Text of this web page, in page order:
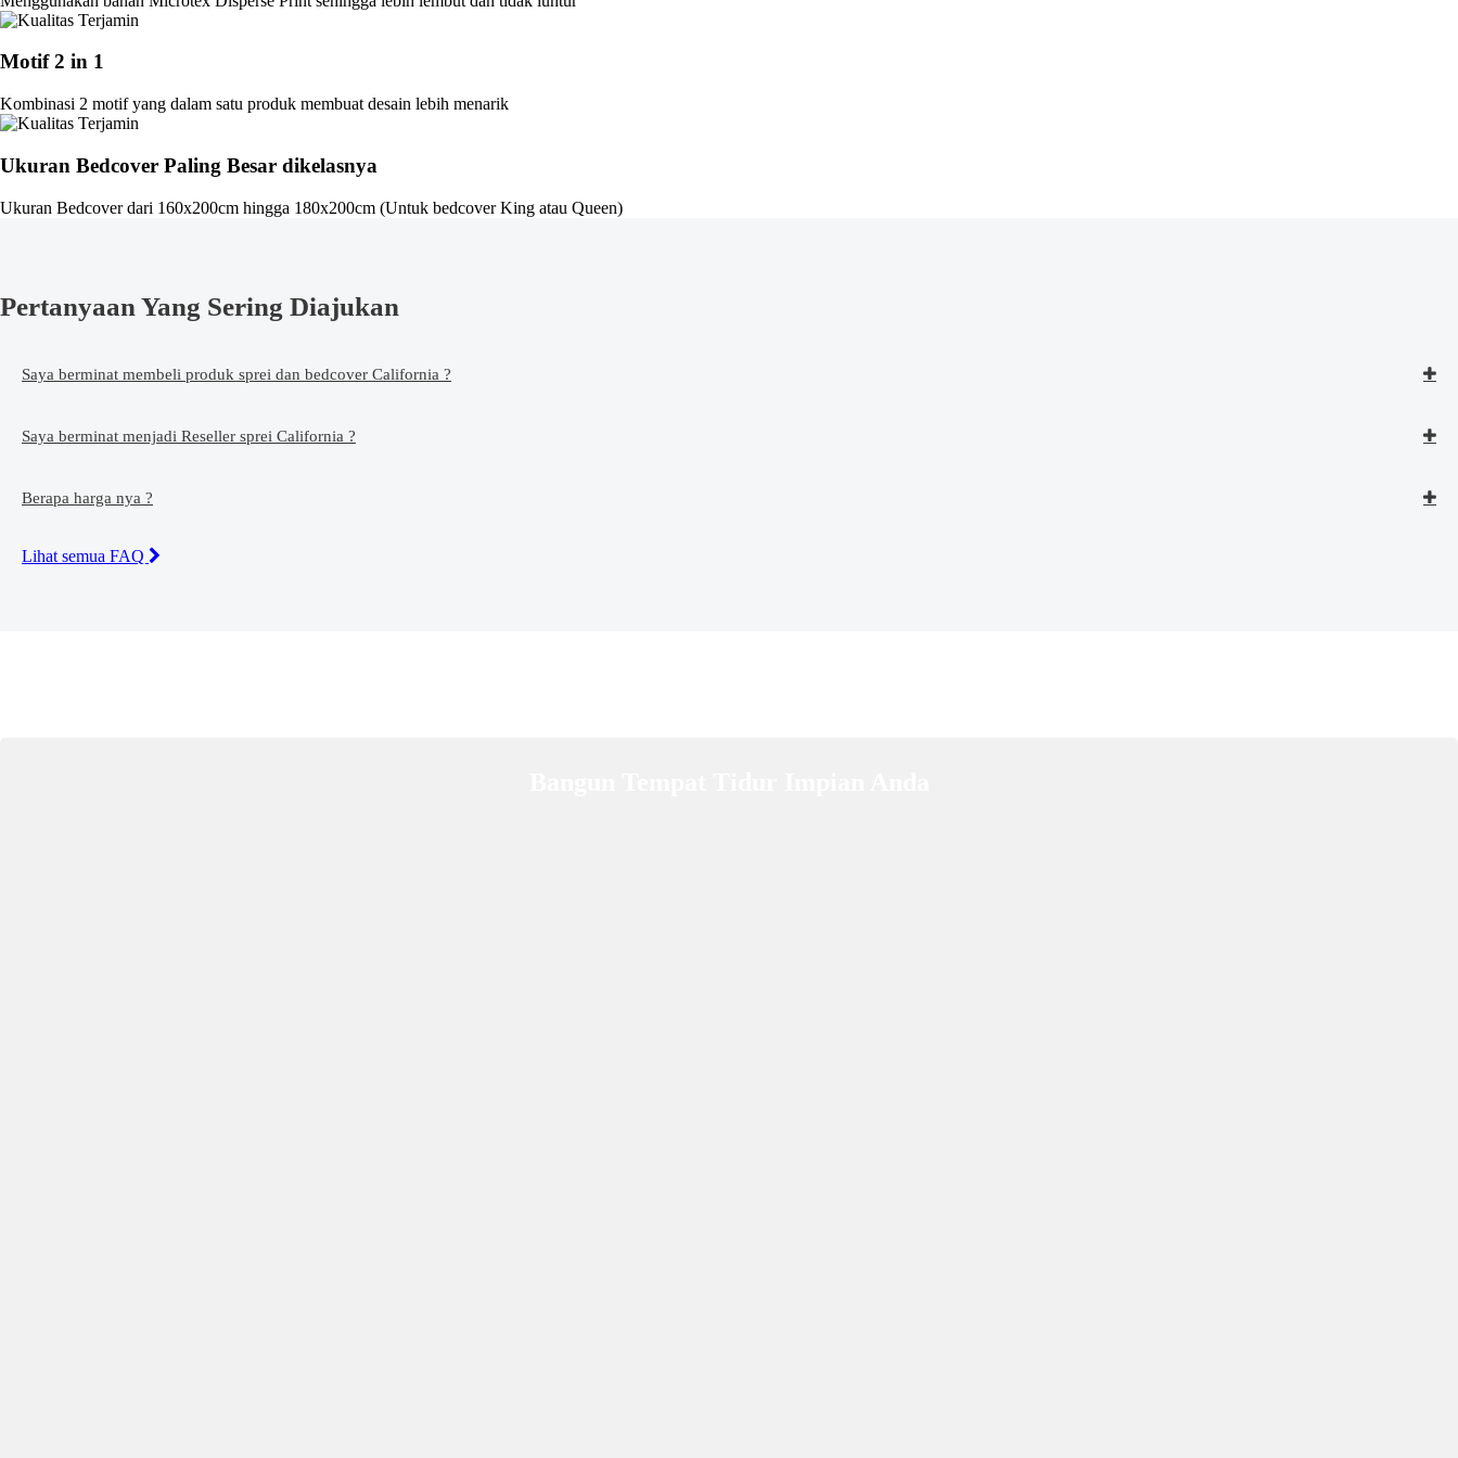
Motif 2 in 1
Kombinasi 2 motif yang dalam satu produk membuat desain lebih menarik
Ukuran Bedcover Paling Besar dikelasnya
Ukuran Bedcover dari 160x200cm hingga 180x200cm (Untuk bedcover King atau Queen)
Pertanyaan Yang Sering Diajukan
Saya berminat membeli produk sprei dan bedcover California ?
Saya berminat menjadi Reseller sprei California ?
Berapa harga nya ?
Lihat semua FAQ